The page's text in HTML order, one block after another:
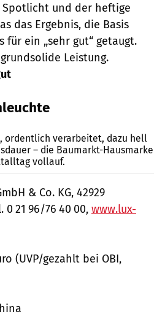
Spotlicht und der heftige
das Ergebnis, die Basis
für ein „sehr gut“ getaugt.
Leistung.
ordentlich verarbeitet, dazu hell
– die Baumarkt-Hausmarke
vollauf.
& Co. KG, 42929
0 21 96/76 40 00, www.lux-
(UVP/gezahlt bei OBI,